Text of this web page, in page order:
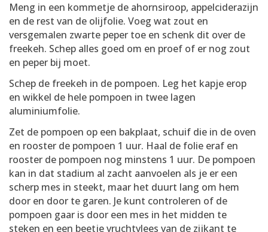
Meng in een kommetje de ahornsiroop, appelciderazijn
en de rest van de olijfolie. Voeg wat zout en
versgemalen zwarte peper toe en schenk dit over de
freekeh. Schep alles goed om en proef of er nog zout
en peper bij moet.
Schep de freekeh in de pompoen. Leg het kapje erop
en wikkel de hele pompoen in twee lagen
aluminiumfolie.
Zet de pompoen op een bakplaat, schuif die in de oven
en rooster de pompoen 1 uur. Haal de folie eraf en
rooster de pompoen nog minstens 1 uur. De pompoen
kan in dat stadium al zacht aanvoelen als je er een
scherp mes in steekt, maar het duurt lang om hem
door en door te garen. Je kunt controleren of de
pompoen gaar is door een mes in het midden te
steken en een beetje vruchtvlees van de zijkant te